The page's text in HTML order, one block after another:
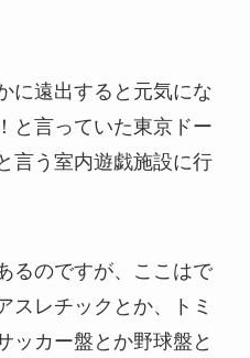
に遠出すると元気にな
と言っていた東京ドー
言う室内遊戯施設に行
るのですが、ここはで
スレチックとか、トミ
ッカー盤とか野球盤と